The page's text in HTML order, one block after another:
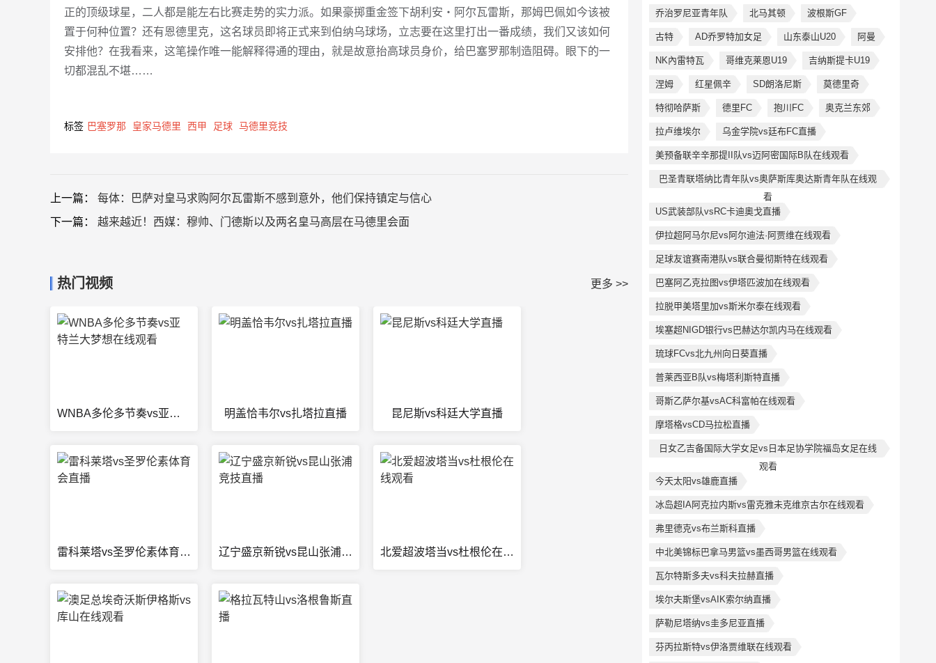
正的顶级球星，二人都是能左右比赛走势的实力派。如果豪掷重金签下胡利安・阿尔瓦雷斯，那姆巴佩如今该被
置于何种位置？还有恩德里克，这名球员即将正式来到伯纳乌球场，立志要在这里打出一番成绩，我们又该如何
安排他？在我看来，这笔操作唯一能解释得通的理由，就是故意抬高球员身价，给巴塞罗那制造阻碍。眼下的一
切都混乱不堪……
标签 巴塞罗那 皇家马德里 西甲 足球 马德里竞技
上一篇： 每体：巴萨对皇马求购阿尔瓦雷斯不感到意外，他们保持镇定与信心
下一篇： 越来越近！西媒：穆帅、门德斯以及两名皇马高层在马德里会面
热门视频 更多 >>
WNBA多伦多节奏vs亚特兰大梦想在线观看 明盖恰韦尔vs扎塔拉直播 昆尼斯vs科廷大学直播
雷科莱塔vs圣罗伦素体育会直播 辽宁盛京新锐vs昆山张浦竞技直播 北爱超波塔当vs杜根伦在线观看
乔治罗尼亚青年队 北马其顿 波根斯GF
古特 AD乔罗特加女足 山东泰山U20 阿曼
NK內雷特瓦 哥维克莱恩U19 吉纳斯提卡U19
涅姆 红星佩辛 SD朗洛尼斯 莫德里奇
特彻哈萨斯 德里FC 抱川FC 奥克兰东郊
拉卢维埃尔 乌金学院vs廷布FC直播
美预备联辛辛那提II队vs迈阿密国际B队在线观看
巴圣青联塔纳比青年队vs奥萨斯库奥达斯青年队在线观
看
US武装部队vsRC卡迪奧戈直播
伊拉超阿马尔尼vs阿尔迪法·阿贾维在线观看
足球友谊赛南港队vs联合曼彻斯特在线观看
巴塞阿乙克拉图vs伊塔匹波加在线观看
拉脱甲美塔里加vs斯米尔泰在线观看
埃塞超NIGD银行vs巴赫达尔凯内马在线观看
琉球FCvs北九州向日葵直播
普莱西亚B队vs梅塔利斯特直播
哥斯乙萨尔基vsAC科富帕在线观看
摩塔格vsCD马拉松直播
日女乙吉备国际大学女足vs日本足协学院福岛女足在线
观看
今天太阳vs雄鹿直播
冰岛超IA阿克拉内斯vs雷克雅未克维京古尔在线观看
弗里德克vs布兰斯科直播
中北美锦标巴拿马男篮vs墨西哥男篮在线观看
瓦尔特斯多夫vs科夫拉赫直播
埃尔夫斯堡vsAIK索尔纳直播
萨勒尼塔纳vs圭多尼亚直播
芬丙拉斯特vs伊洛贾维联在线观看